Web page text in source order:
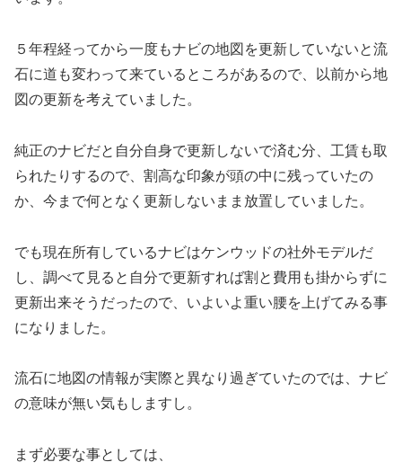
５年程経ってから一度もナビの地図を更新していないと流
石に道も変わって来ているところがあるので、以前から地
図の更新を考えていました。
純正のナビだと自分自身で更新しないで済む分、工賃も取
られたりするので、割高な印象が頭の中に残っていたの
か、今まで何となく更新しないまま放置していました。
でも現在所有しているナビはケンウッドの社外モデルだ
し、調べて見ると自分で更新すれば割と費用も掛からずに
更新出来そうだったので、いよいよ重い腰を上げてみる事
になりました。
流石に地図の情報が実際と異なり過ぎていたのでは、ナビ
の意味が無い気もしますし。
まず必要な事としては、